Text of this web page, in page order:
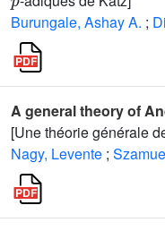
Burungale, Ashay A. ;
A general theory of
[Une théorie générale
Nagy, Levente ;